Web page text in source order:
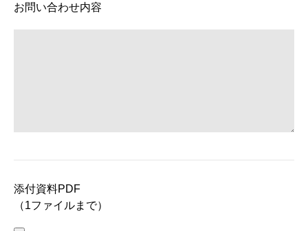
お問い合わせ内容
添付資料PDF
（1ファイルまで）